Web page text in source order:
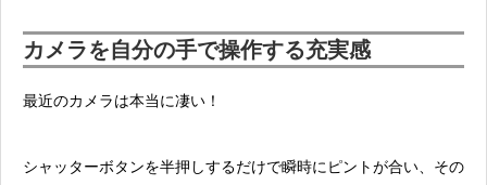
カメラを自分の手で操作する充実感
最近のカメラは本当に凄い！
シャッターボタンを半押しするだけで瞬時にピントが合い、その